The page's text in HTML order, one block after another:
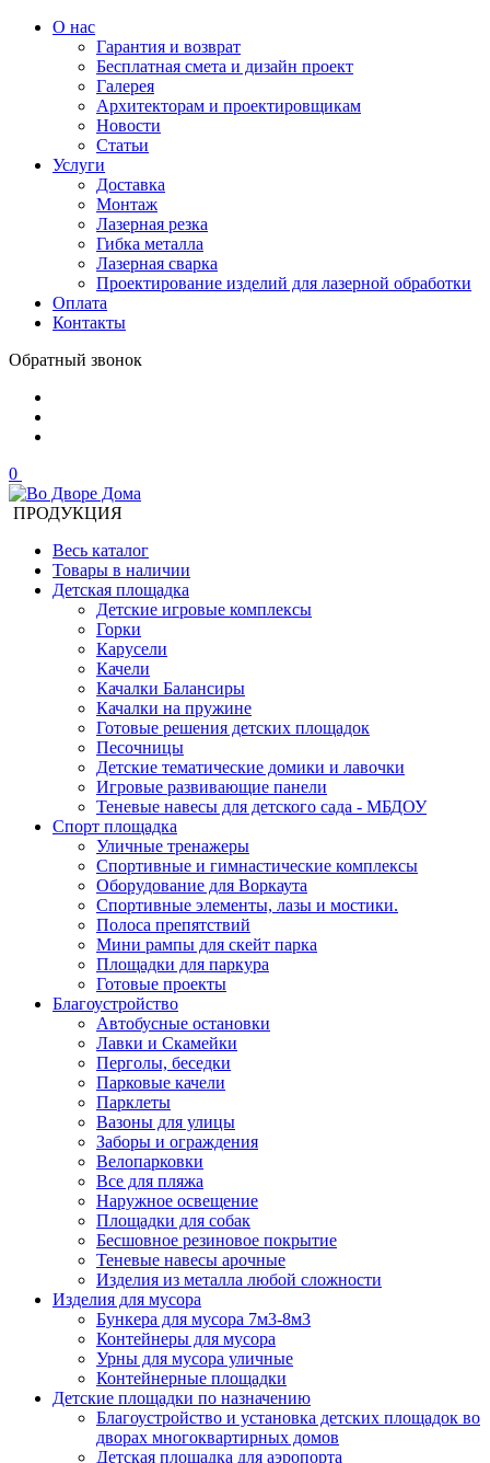
О нас
Гарантия и возврат
Бесплатная смета и дизайн проект
Галерея
Архитекторам и проектировщикам
Новости
Статьи
Услуги
Доставка
Монтаж
Лазерная резка
Гибка металла
Лазерная сварка
Проектирование изделий для лазерной обработки
Оплата
Контакты
Обратный звонок
0
ПРОДУКЦИЯ
Весь каталог
Товары в наличии
Детская площадка
Детские игровые комплексы
Горки
Карусели
Качели
Качалки Балансиры
Качалки на пружине
Готовые решения детских площадок
Песочницы
Детские тематические домики и лавочки
Игровые развивающие панели
Теневые навесы для детского сада - МБДОУ
Спорт площадка
Уличные тренажеры
Спортивные и гимнастические комплексы
Оборудование для Воркаута
Спортивные элементы, лазы и мостики.
Полоса препятствий
Мини рампы для скейт парка
Площадки для паркура
Готовые проекты
Благоустройство
Автобусные остановки
Лавки и Скамейки
Перголы, беседки
Парковые качели
Парклеты
Вазоны для улицы
Заборы и ограждения
Велопарковки
Все для пляжа
Наружное освещение
Площадки для собак
Бесшовное резиновое покрытие
Теневые навесы арочные
Изделия из металла любой сложности
Изделия для мусора
Бункера для мусора 7м3-8м3
Контейнеры для мусора
Урны для мусора уличные
Контейнерные площадки
Детские площадки по назначению
Благоустройство и установка детских площадок во
дворах многоквартирных домов
Детская площадка для аэропорта